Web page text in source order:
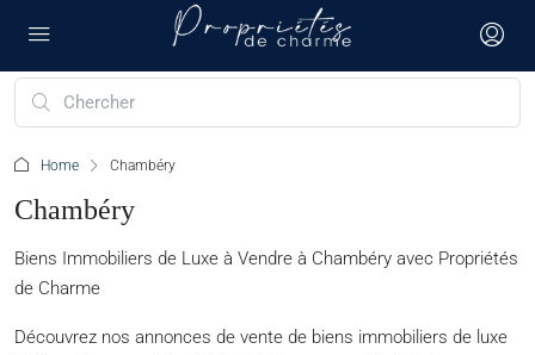
Home Chambéry
Chambéry
Biens Immobiliers de Luxe à Vendre à Chambéry avec Propriétés
de Charme
Découvrez nos annonces de vente de biens immobiliers de luxe